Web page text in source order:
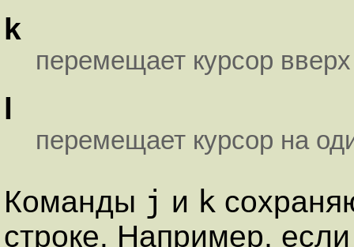
k
перемещает курсор
l
перемещает курсор на
Команды j и k
строке. Например,